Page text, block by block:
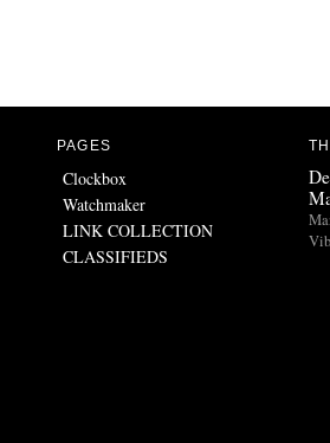
PAGES
Clockbox
Watchmaker
LINK COLLECTION
CLASSIFIEDS